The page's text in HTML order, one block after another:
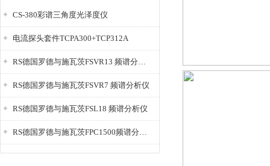
CS-380彩谱三角度光泽度仪
电流探头套件TCPA300+TCP312A
RS德国罗德与施瓦茨FSVR13 频谱分析仪
RS德国罗德与施瓦茨FSVR7 频谱分析仪
RS德国罗德与施瓦茨FSL18 频谱分析仪
RS德国罗德与施瓦茨FPC1500频谱分析仪